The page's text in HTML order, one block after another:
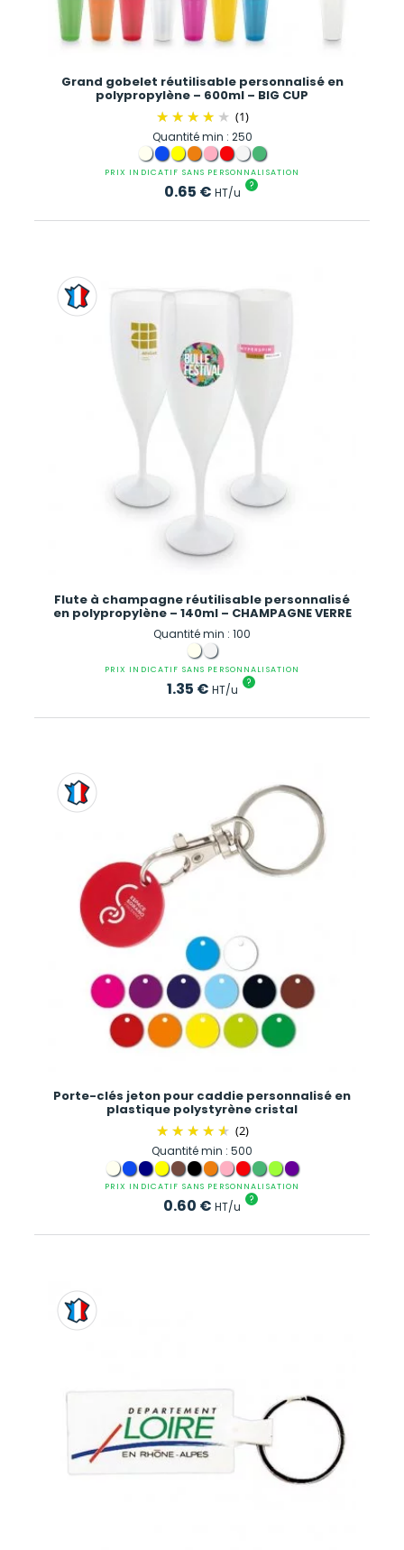
Grand gobelet réutilisable personnalisé en
polypropylène – 600ml – BIG CUP
(1)
Quantité min : 250
PRIX INDICATIF SANS PERSONNALISATION
0.65 € HT/u ?
Flute à champagne réutilisable personnalisé
en polypropylène – 140ml – CHAMPAGNE VERRE
Quantité min : 100
PRIX INDICATIF SANS PERSONNALISATION
1.35 € HT/u ?
Porte-clés jeton pour caddie personnalisé en
plastique polystyrène cristal
(2)
Quantité min : 500
PRIX INDICATIF SANS PERSONNALISATION
0.60 € HT/u ?